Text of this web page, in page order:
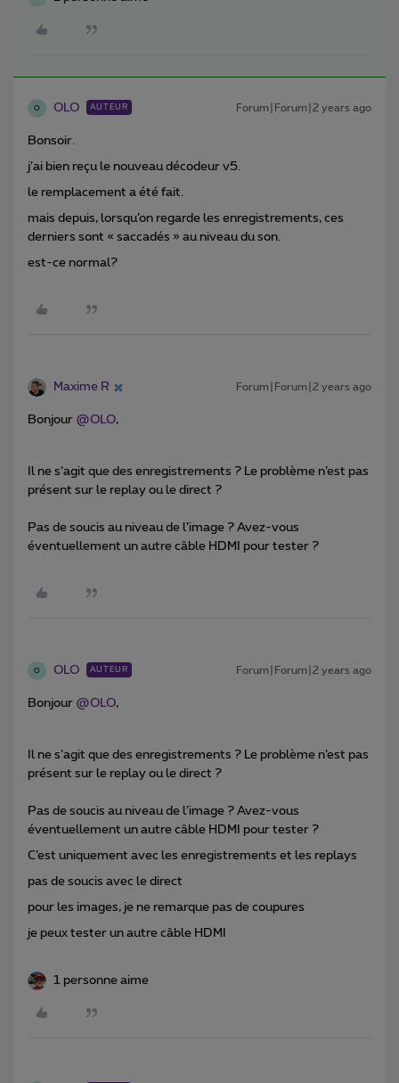
O OLO AUTEUR Forum|Forum|2 years ago
Bonsoir.
j’ai bien reçu le nouveau décodeur v5.
le remplacement a été fait.
mais depuis, lorsqu’on regarde les enregistrements, ces
derniers sont « saccadés » au niveau du son.
est-ce normal?
Maxime R Forum|Forum|2 years ago
Bonjour @OLO,
Il ne s’agit que des enregistrements ? Le problème n’est pas
présent sur le replay ou le direct ?
Pas de soucis au niveau de l’image ? Avez-vous
éventuellement un autre câble HDMI pour tester ?
O OLO AUTEUR Forum|Forum|2 years ago
Bonjour @OLO,
Il ne s’agit que des enregistrements ? Le problème n’est pas
présent sur le replay ou le direct ?
Pas de soucis au niveau de l’image ? Avez-vous
éventuellement un autre câble HDMI pour tester ?
C’est uniquement avec les enregistrements et les replays
pas de soucis avec le direct
pour les images, je ne remarque pas de coupures
je peux tester un autre câble HDMI
1 personne aime